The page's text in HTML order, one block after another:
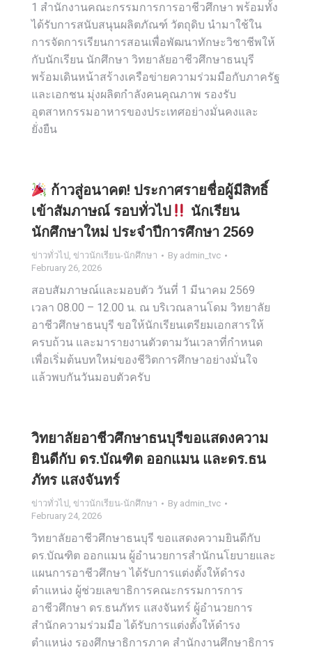
1 สำนักงานคณะกรรมการการอาชีวศึกษา พร้อมทั้ง
ได้รับการสนับสนุนผลิตภัณฑ์ วัตถุดิบ นำมาใช้ใน
การจัดการเรียนการสอนเพื่อพัฒนาทักษะวิชาชีพให้
กับนักเรียน นักศึกษา วิทยาลัยอาชีวศึกษาธนบุรี
พร้อมเดินหน้าสร้างเครือข่ายความร่วมมือกับภาครัฐ
และเอกชน มุ่งผลิตกำลังคนคุณภาพ รองรับ
อุตสาหกรรมอาหารของประเทศอย่างมั่นคงและ
ยั่งยืน
ก้าวสู่อนาคต! ประกาศรายชื่อผู้มีสิทธิ์
เข้าสัมภาษณ์ รอบทั่วไป
นักเรียน
นักศึกษาใหม่ ประจำปีการศึกษา 2569
ข่าวทั่วไป, ข่าวนักเรียน-นักศึกษา By admin_tvc
February 26, 2026
สอบสัมภาษณ์และมอบตัว วันที่ 1 มีนาคม 2569
เวลา 08.00 – 12.00 น. ณ บริเวณลานโดม วิทยาลัย
อาชีวศึกษาธนบุรี ขอให้นักเรียนเตรียมเอกสารให้
ครบถ้วน และมารายงานตัวตามวันเวลาที่กำหนด
เพื่อเริ่มต้นบทใหม่ของชีวิตการศึกษาอย่างมั่นใจ
แล้วพบกันวันมอบตัวครับ
วิทยาลัยอาชีวศึกษาธนบุรีขอแสดงความ
ยินดีกับ ดร.บัณฑิต ออกแมน และดร.ธน
ภัทร แสงจันทร์
ข่าวทั่วไป, ข่าวนักเรียน-นักศึกษา By admin_tvc
February 24, 2026
วิทยาลัยอาชีวศึกษาธนบุรี ขอแสดงความยินดีกับ
ดร.บัณฑิต ออกแมน ผู้อำนวยการสำนักนโยบายและ
แผนการอาชีวศึกษา ได้รับการแต่งตั้งให้ดำรง
ตำแหน่ง ผู้ช่วยเลขาธิการคณะกรรมการการ
อาชีวศึกษา ดร.ธนภัทร แสงจันทร์ ผู้อำนวยการ
สำนักความร่วมมือ ได้รับการแต่งตั้งให้ดำรง
ตำแหน่ง รองศึกษาธิการภาค สำนักงานศึกษาธิการ